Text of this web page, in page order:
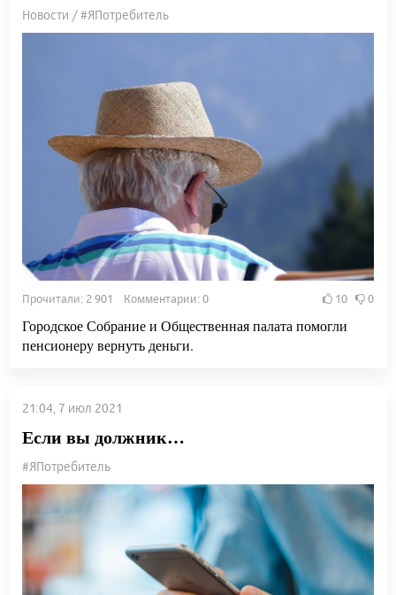
Новости / #ЯПотребитель
Прочитали: 2 901 Комментарии: 0 10 0
Городское Собрание и Общественная палата помогли
пенсионеру вернуть деньги.
21:04, 7 июл 2021
Если вы должник…
#ЯПотребитель